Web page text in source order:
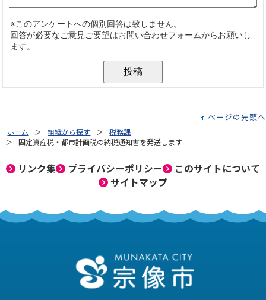
ページの先頭へ
ホーム 組織から探す
税務課
固定資産税・都市計画税の納税通知書を発送します
リンク集 プライバシーポリシー
このサイトについて
サイトマップ